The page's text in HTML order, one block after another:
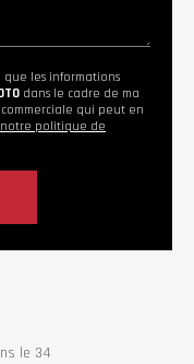
les informations
dans le cadre de ma
qui peut en
notre politique de
le 34